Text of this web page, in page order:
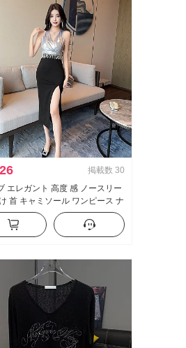
掲載数 30
エレガント 高度 感 ノースリー
首 キャミソール ワンピース ナ
ポット セクシー 軽い 贅沢 イブ
ドレス ロングスカート 足湯 服